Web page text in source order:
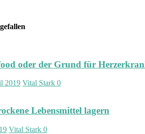
oder der Grund für
2019 Vital Stark 0
Lebensmittel lagern
Vital Stark 0